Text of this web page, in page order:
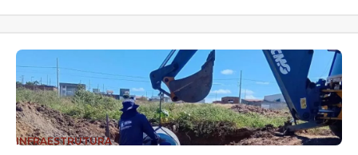
INFRAESTRUTURA